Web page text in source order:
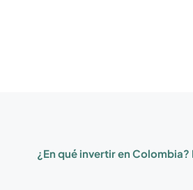
¿En qué invertir en